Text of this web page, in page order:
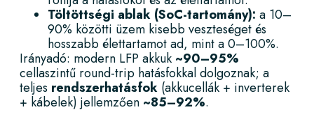
Töltöttségi ablak (SoC-tartomány): a 10–
90% közötti üzem kisebb veszteséget és
hosszabb élettartamot ad, mint a 0–100%.
Irányadó: modern LFP akkuk ~90–95%
cellaszintű round-trip hatásfokkal dolgoznak; a
teljes rendszerhatásfok (akkucellák + inverterek
+ kábelek) jellemzően ~85–92%.